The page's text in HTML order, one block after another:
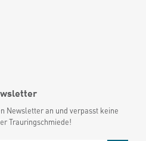
Newsletter an und verpasst keine
Trauringschmiede!